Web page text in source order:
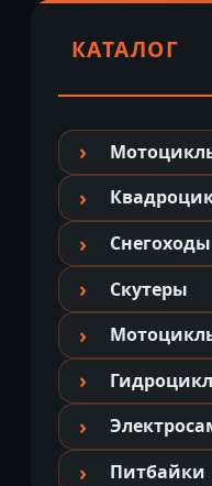
КАТАЛОГ
Снегоходы
Скутеры
Питбайки